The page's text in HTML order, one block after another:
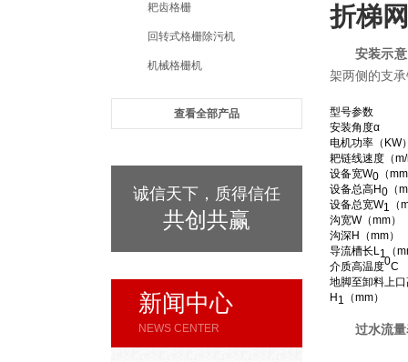
耙齿格栅
回转式格栅除污机
机械格栅机
查看全部产品
诚信天下，质得信任
共创共赢
新闻中心
NEWS CENTER
折梯
安装示
架两侧的支
型号参数
安装角度α
电机功率（KW
耙链线速度（
设备宽W0 （
设备总高H0 （
设备总宽W1 （
沟宽W（mm）
沟深H（mm）
导流槽长L1 （
介质高温度0C
地脚至卸料上
H 1 （mm）
过水流